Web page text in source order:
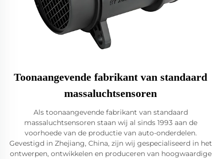
Toonaangevende fabrikant van standaard
massaluchtsensoren
Als toonaangevende fabrikant van standaard
massaluchtsensoren staan wij al sinds 1993 aan de
voorhoede van de productie van auto-onderdelen.
Gevestigd in Zhejiang, China, zijn wij gespecialiseerd in het
ontwerpen, ontwikkelen en produceren van hoogwaardige